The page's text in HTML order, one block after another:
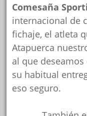
Comesaña
internacional de
fichaje, el atleta
Atapuerca
al que
su habitual
eso seguro.